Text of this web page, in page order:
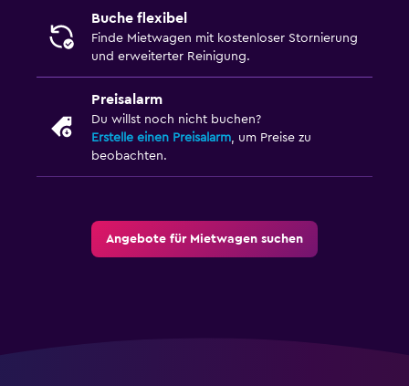
Buche flexibel
Finde Mietwagen mit kostenloser Stornierung
und erweiterter Reinigung.
Preisalarm
Du willst noch nicht buchen?
Erstelle einen Preisalarm, um Preise zu
beobachten.
Angebote für Mietwagen suchen